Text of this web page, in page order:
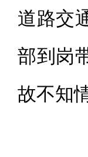
道路交
部到岗
故不知